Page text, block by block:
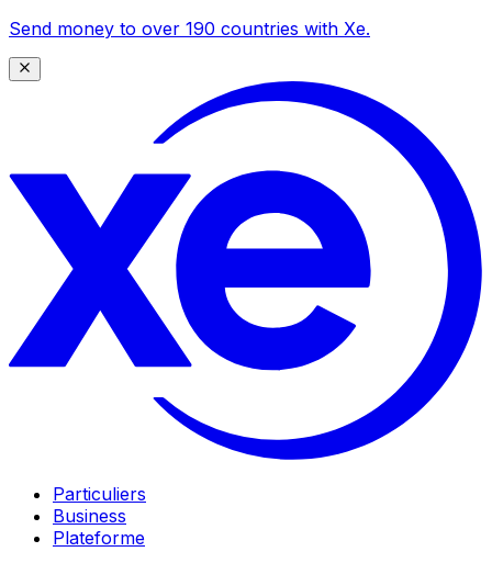
Send money to over 190 countries with Xe.
Particuliers
Business
Plateforme